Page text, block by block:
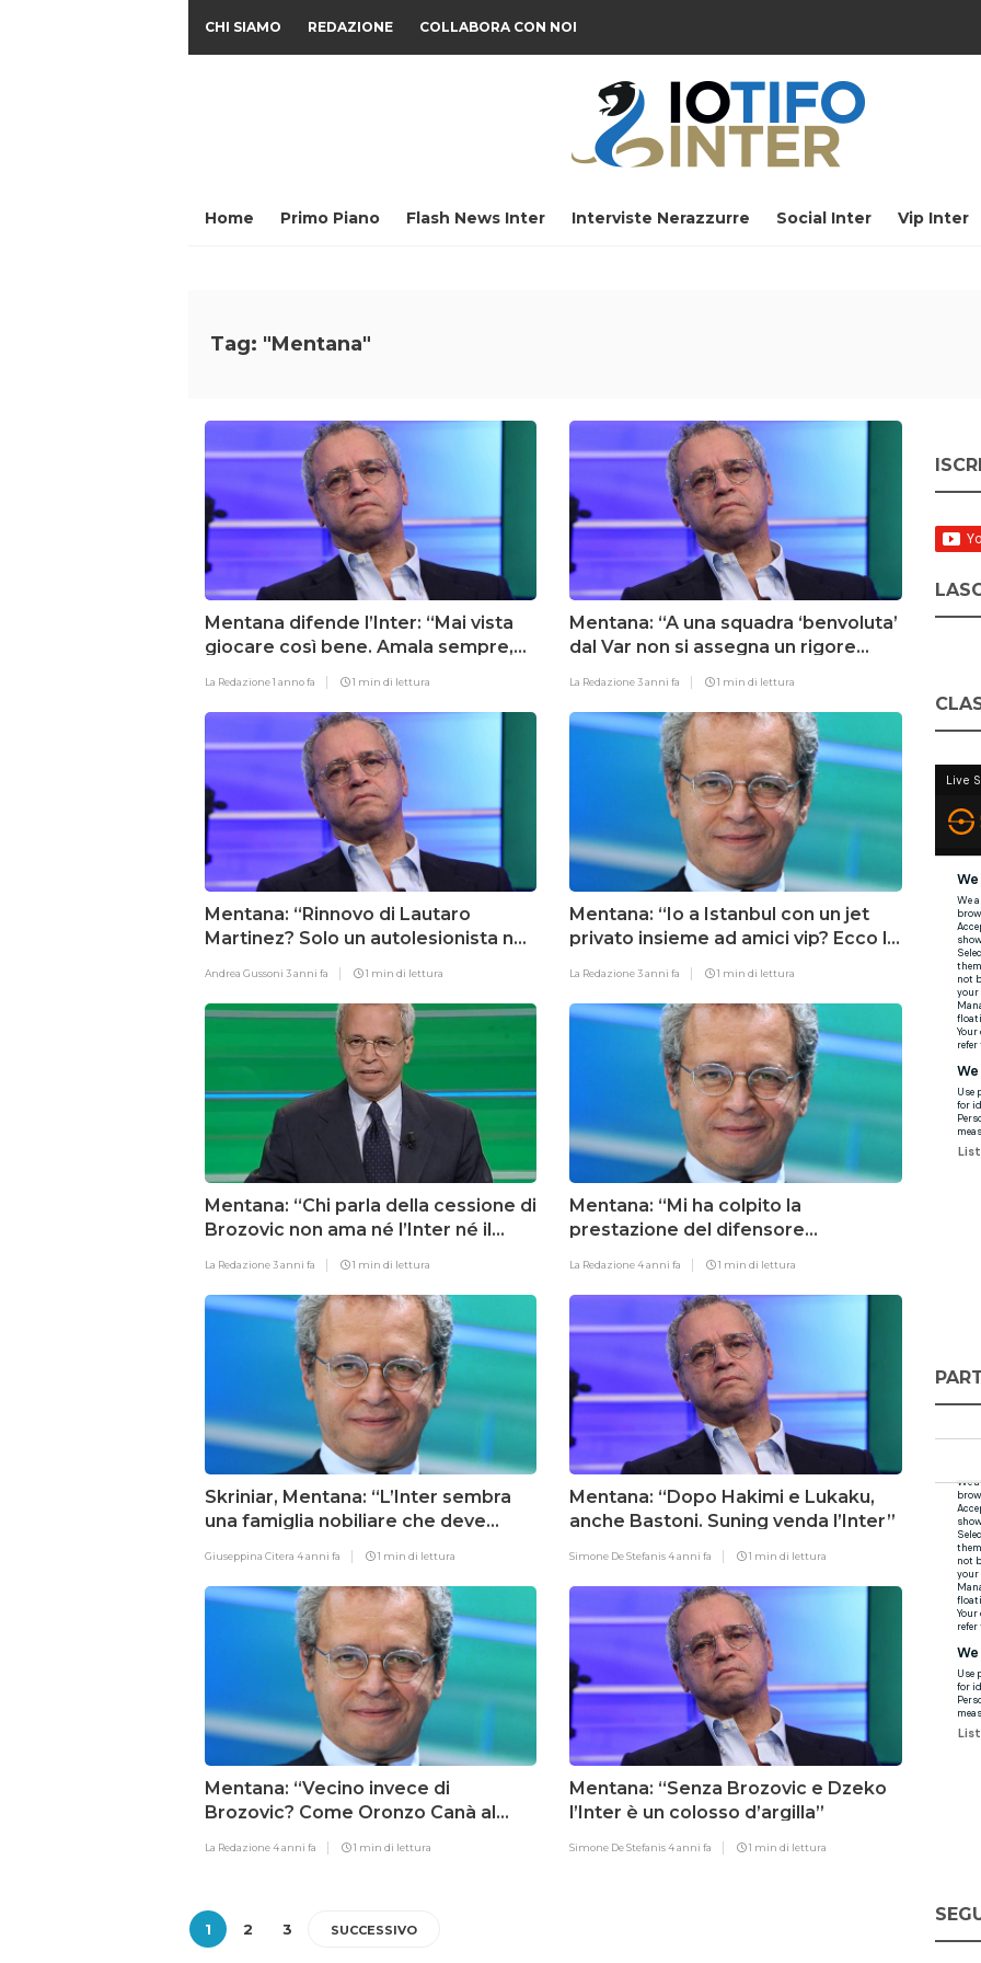
CHI SIAMO REDAZIONE COLLABORA CON NOI
Home Primo Piano Flash News Inter Interviste Nerazzurre Social Inter Vip Inter
Tag: "Mentana"
Mentana difende l’Inter: “Mai vista
giocare così bene. Amala sempre,
non solo nei selfie”
La Redazione1 anno fa 1 min di lettura
Mentana: “A una squadra ‘benvoluta’
dal Var non si assegna un rigore
contro al 99′ per decisione del Var”
La Redazione3 anni fa 1 min di lettura
Mentana: “Rinnovo di Lautaro
Martinez? Solo un autolesionista non
sarebbe felice”
Andrea Gussoni 3 anni fa 1 min di lettura
Mentana: “Io a Istanbul con un jet
privato insieme ad amici vip? Ecco la
La Redazione3 anni fa 1 min di lettura
Mentana: “Chi parla della cessione di
Brozovic non ama né l’Inter né il
La Redazione3 anni fa 1 min di lettura
Mentana: “Mi ha colpito la
prestazione del difensore
monzese…Lukaku”
La Redazione4 anni fa 1 min di lettura
Skriniar, Mentana: “L’Inter sembra
una famiglia nobiliare che deve
fronteggiare i creditori”
Giuseppina Citera 4 anni fa 1 min di lettura
Mentana: “Dopo Hakimi e Lukaku,
anche Bastoni. Suning venda l’Inter”
Simone De Stefanis4 anni fa 1 min di lettura
Mentana: “Vecino invece di
Brozovic? Come Oronzo Canà al
posto di Guardiola”
La Redazione4 anni fa 1 min di lettura
Mentana: “Senza Brozovic e Dzeko
l’Inter è un colosso d’argilla”
Simone De Stefanis4 anni fa 1 min di lettura
1 2 3 SUCCESSIVO